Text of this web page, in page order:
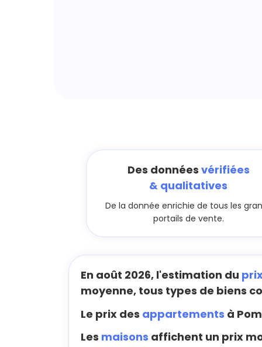
Des données vérifiées
& qualitatives
De la donnée enrichie de tous les
portails de vente.
En août 2026, l'estimation du
moyenne, tous types de biens
Le prix des appartements à
Les maisons affichent un prix